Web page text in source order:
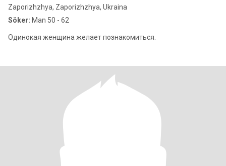
Zaporizhzhya, Zaporizhzhya, Ukraina
Söker: Man 50 - 62
Одинокая женщина желает познакомиться.